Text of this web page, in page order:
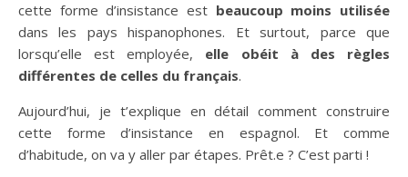
cette forme d’insistance est beaucoup moins utilisée
dans les pays hispanophones. Et surtout, parce que
lorsqu’elle est employée, elle obéit à des règles
différentes de celles du français.
Aujourd’hui, je t’explique en détail comment construire
cette forme d’insistance en espagnol. Et comme
d’habitude, on va y aller par étapes. Prêt.e ? C’est parti !